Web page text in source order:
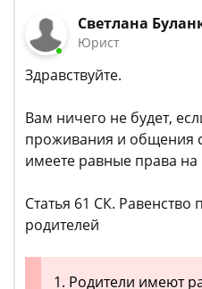
Светлана
Юрист
Здравствуйте.
Вам ничего не будет,
проживания и общения
имеете равные права на
Статья 61 СК. Равенство
родителей
1. Родители имеют